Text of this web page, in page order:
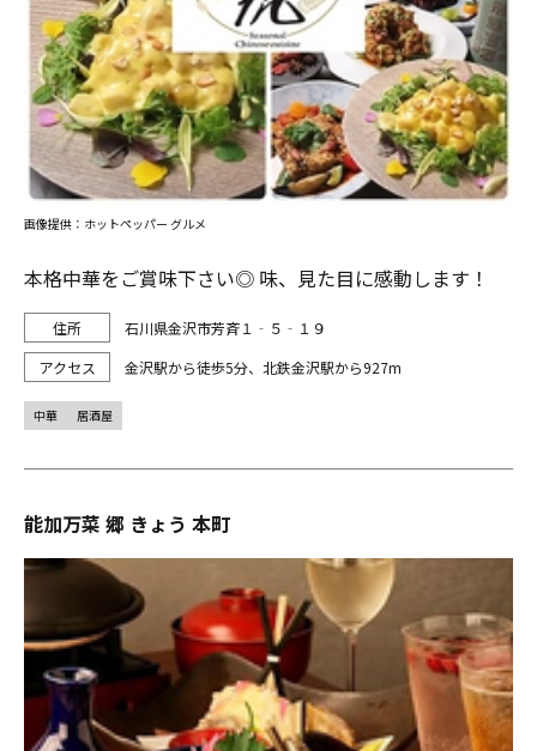
本格中華をご賞味下さい◎ 味、見た目に感動します！
石川県金沢市芳斉１‐５‐１９
金沢駅から徒歩5分、北鉄金沢駅から927m
画像提供：ホットペッパー グルメ
中華 居酒屋
能加万菜 郷 きょう 本町